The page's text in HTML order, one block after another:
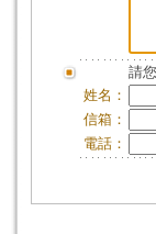
請
姓名：
信箱：
電話：